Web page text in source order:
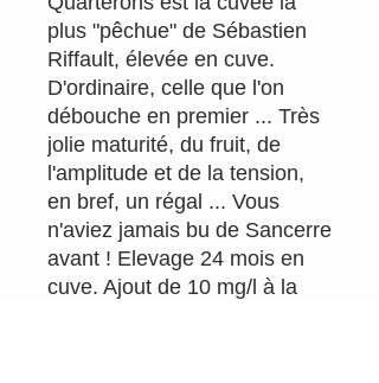
plus "pêchue" de Sébastien
Riffault, élevée en cuve.
D'ordinaire, celle que l'on
débouche en premier ... Très
jolie maturité, du fruit, de
l'amplitude et de la tension,
en bref, un régal ... Vous
n'aviez jamais bu de Sancerre
avant ! Elevage 24 mois en
cuve. Ajout de 10 mg/l à la